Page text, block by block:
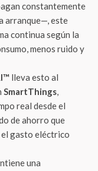
constantemente
arranque—, este
continua según la
menos ruido y
lleva esto al
SmartThings,
real desde el
de ahorro que
gasto eléctrico
una